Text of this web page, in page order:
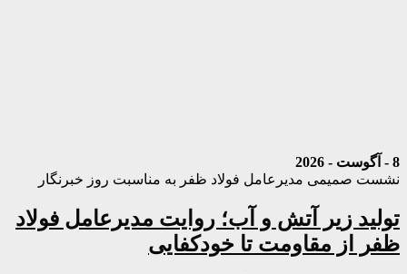
8 - آگوست - 2026
نشست صمیمی مدیرعامل فولاد ظفر به مناسبت روز خبرنگار
تولید زیر آتش و آب؛ روایت مدیرعامل فولاد
ظفر از مقاومت تا خودکفایی